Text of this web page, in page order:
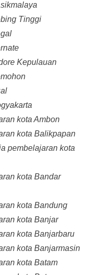
Tinggi
Kepulauan
kota Ambon
kota Balikpapan
pembelajaran kota
kota Bandar
kota Bandung
kota Banjar
kota Banjarbaru
kota Banjarmasin
kota Batam